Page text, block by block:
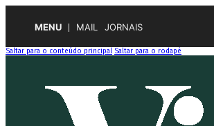
MENU MAIL JORNAIS
Saltar para o conteúdo principal Saltar para o rodapé